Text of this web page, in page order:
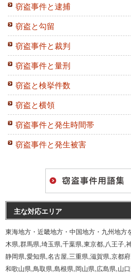
窃盗事件と逮捕
窃盗と勾留
窃盗事件と裁判
窃盗事件と量刑
窃盗と検挙件数
窃盗と横領
窃盗事件と発生時間帯
窃盗事件と発生被害
主な対応エリア
東海地方・近畿地方・中国地方・九州地
木県,群馬県,埼玉県,千葉県,東京都,八王子,
静岡県,愛知県,名古屋,三重県,滋賀県,京都
和歌山県,鳥取県,島根県,岡山県,広島県,山